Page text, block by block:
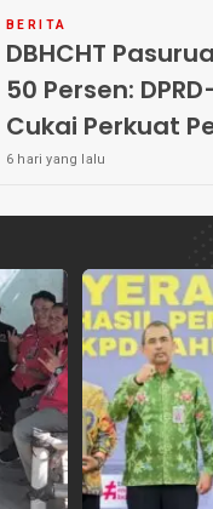
BERITA
DBHCHT
50 Persen:
Cukai Perkuat
Peredaran
6 hari yang lalu